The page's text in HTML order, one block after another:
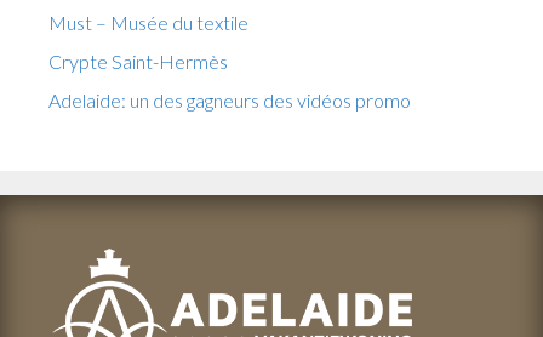
Must – Musée du textile
Crypte Saint-Hermès
Adelaide: un des gagneurs des vidéos promo